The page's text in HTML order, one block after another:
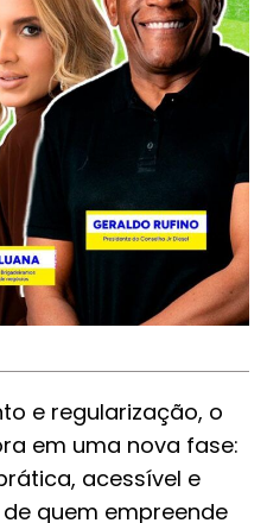
e regularização, o
em uma nova fase:
acessível e
quem empreende